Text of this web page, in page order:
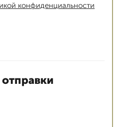
конфиденциальности